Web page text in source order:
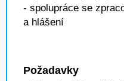
- spolupráce se
a hlášení
Požadavky